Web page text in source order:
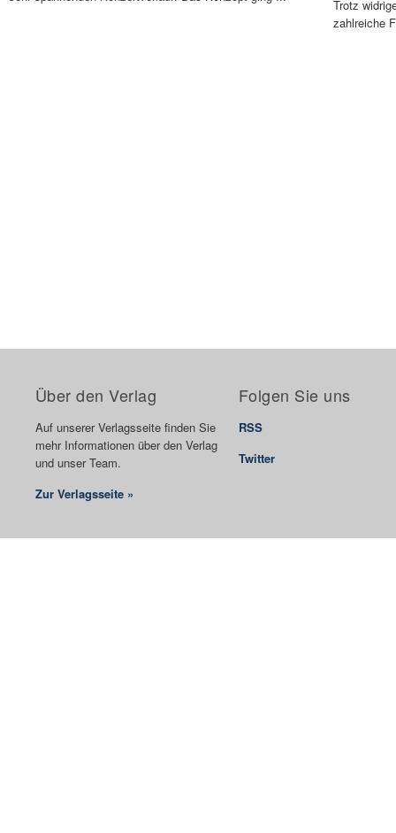
Trotz
zahlreiche
Über den Verlag
Auf unserer Verlagsseite finden Sie
mehr Informationen über den Verlag
und unser Team.
Zur Verlagsseite »
Folgen Sie uns
RSS
Twitter